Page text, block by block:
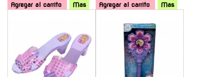
Agregar al carrito Mas Agregar al carrito
Mas